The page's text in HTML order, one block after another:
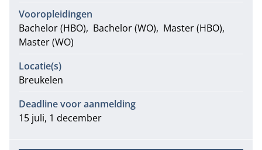
Vooropleidingen
Bachelor (HBO)
Bachelor (WO)
Master (HBO)
Master (WO)
Locatie(s)
Breukelen
Deadline voor aanmelding
15 juli, 1 december